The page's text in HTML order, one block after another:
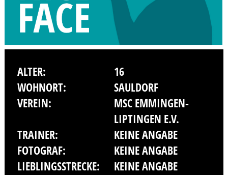
ALTER:
16
WOHNORT:
SAULDORF
VEREIN:
MSC EMMINGEN-
LIPTINGEN E.V.
TRAINER:
KEINE ANGABE
FOTOGRAF:
KEINE ANGABE
LIEBLINGSSTRECKE:
KEINE ANGABE